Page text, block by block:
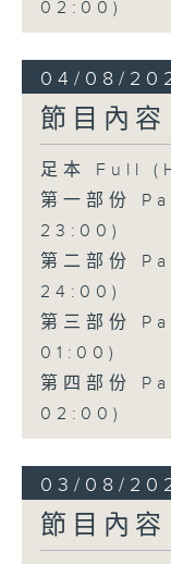
02:00)
04/08/
節目內容
足本 Full
第一部份
23:00)
第二部份
24:00)
第三部份
01:00)
第四部份
02:00)
03/08/
節目內容